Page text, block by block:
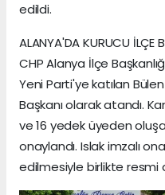
edildi.
ALANYA'DA KURUCU İLÇE
CHP Alanya İlçe
Yeni Parti'ye katılan
Başkanı olarak atandı.
ve 16 yedek üyeden
onaylandı. Islak imzalı
edilmesiyle birlikte